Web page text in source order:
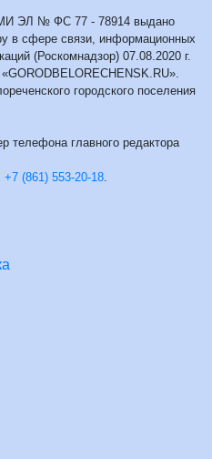
ЭЛ № ФС 77 - 78914 выдано
в сфере связи, информационных
(Роскомнадзор) 07.08.2020 г.
городского поселения
телефона главного редактора
+7 (861) 553-20-18